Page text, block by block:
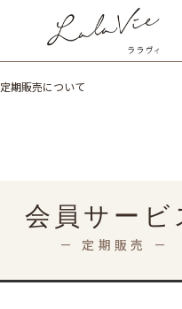
定期販売について
会員サービ
－ 定期販売 －